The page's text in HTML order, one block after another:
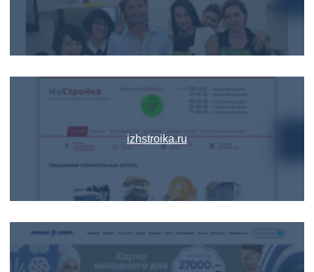
izhstroika.ru